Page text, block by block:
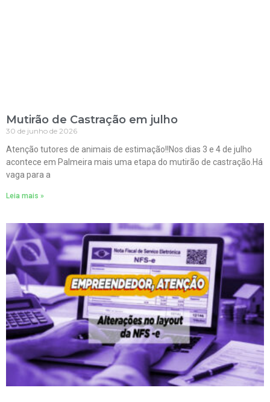
Mutirão de Castração em julho
30 de junho de 2026
Atenção tutores de animais de estimação!!Nos dias 3 e 4 de julho
acontece em Palmeira mais uma etapa do mutirão de castração.Há
vaga para a
Leia mais »